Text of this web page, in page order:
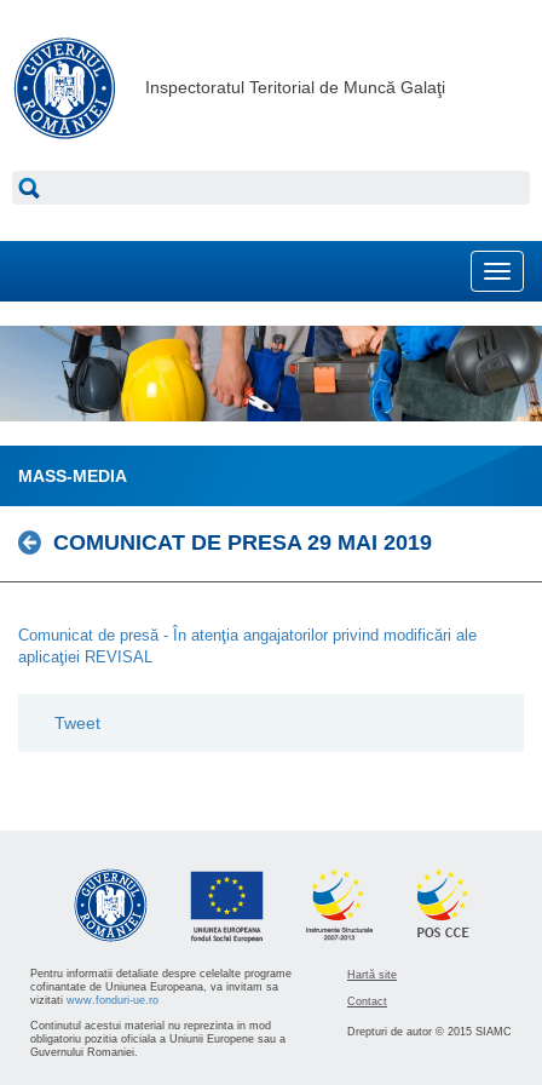
Inspectoratul Teritorial de Muncă Galaţi
MASS-MEDIA
COMUNICAT DE PRESA 29 MAI 2019
Comunicat de presă - În atenţia angajatorilor privind modificări ale
aplicaţiei REVISAL
Tweet
Pentru informatii detaliate despre celelalte programe
cofinantate de Uniunea Europeana, va invitam sa
vizitati www.fonduri-ue.ro
Continutul acestui material nu reprezinta in mod
obligatoriu pozitia oficiala a Uniunii Europene sau a
Guvernului Romaniei.
Hartă site
Contact
Drepturi de autor © 2015 SIAMC